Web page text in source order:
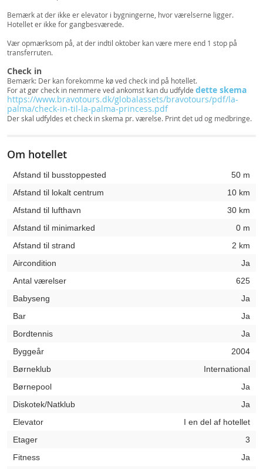
Bemærk at der ikke er elevator i bygningerne, hvor værelserne ligger.
Hotellet er ikke for gangbesværede.
Vær opmærksom på, at der indtil oktober kan være mere end 1 stop på
transferruten.
Check in
Bemærk: Der kan forekomme kø ved check ind på hotellet.
For at gør check in nemmere ved ankomst kan du udfylde dette skema
https://www.bravotours.dk/globalassets/bravotours/pdf/la-
palma/check-in-til-la-palma-princess.pdf
Der skal udfyldes et check in skema pr. værelse. Print det ud og medbringe.
Om hotellet
Afstand til busstoppested
50 m
Afstand til lokalt centrum
10 km
Afstand til lufthavn
30 km
Afstand til minimarked
0 m
Afstand til strand
2 km
Aircondition
Ja
Antal værelser
625
Babyseng
Ja
Bar
Ja
Bordtennis
Ja
Byggeår
2004
Børneklub
International
Børnepool
Ja
Diskotek/Natklub
Ja
Elevator
I en del af hotellet
Etager
3
Fitness
Ja